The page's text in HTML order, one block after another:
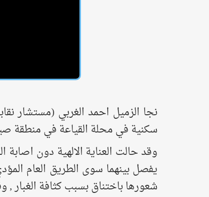
نجا الزميل احمد الغربي (مستشار
سكنية في محلة القياعة في منطقة صيدا والتي
وقد حالت العناية الالهية دون
يفصل بينهما سوى الطريق العام
شعورها باختناق بسبب كثافة الغبار